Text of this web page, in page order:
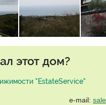
этот дом?
"EstateService"
e-mail: